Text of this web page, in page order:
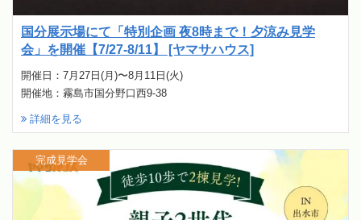
国分展示場にて「特別企画 夜8時まで！夕涼み見学
会」を開催【7/27-8/11】 [ヤマサハウス]
開催日：7月27日(月)〜8月11日(火)
開催地：霧島市国分野口西9-38
詳細を見る
完成見学会